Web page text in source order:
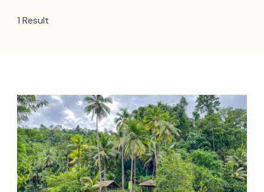
1 Result